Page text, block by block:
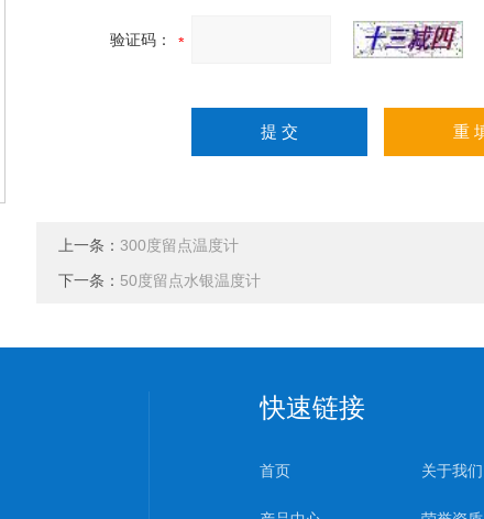
验证码：
上一条： 300度留点温度计
下一条： 50度留点水银温度计
快速链接
首页 关于我们